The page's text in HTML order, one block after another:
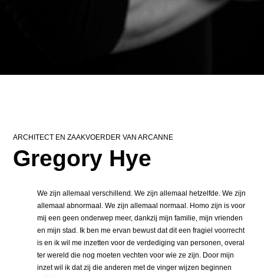
ARCHITECT EN ZAAKVOERDER VAN ARCANNE
Gregory Hye
We zijn allemaal verschillend. We zijn allemaal hetzelfde. We zijn
allemaal abnormaal. We zijn allemaal normaal. Homo zijn is voor
mij een geen onderwep meer, dankzij mijn familie, mijn vrienden
en mijn stad. Ik ben me ervan bewust dat dit een fragiel voorrecht
is en ik wil me inzetten voor de verdediging van personen, overal
ter wereld die nog moeten vechten voor wie ze zijn. Door mijn
inzet wil ik dat zij die anderen met de vinger wijzen beginnen